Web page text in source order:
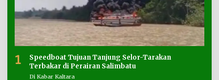
1
Speedboat Tujuan Tanjung Selor-Tarakan
Terbakar di Perairan Salimbatu
Di Kabar Kaltara